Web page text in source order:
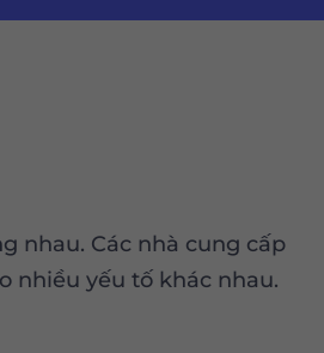
nhau. Các nhà cung cấp
nhiều yếu tố khác nhau.